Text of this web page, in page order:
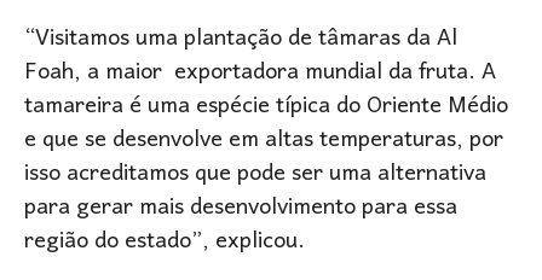
“Visitamos uma plantação de tâmaras da Al
Foah, a maior exportadora mundial da fruta. A
tamareira é uma espécie típica do Oriente Médio
e que se desenvolve em altas temperaturas, por
isso acreditamos que pode ser uma alternativa
para gerar mais desenvolvimento para essa
região do estado”, explicou.